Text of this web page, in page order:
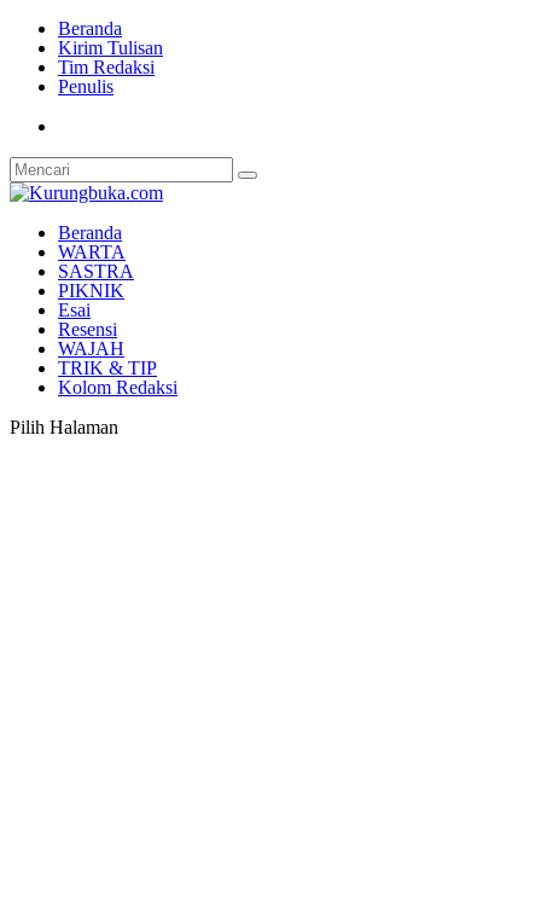
Beranda
Kirim Tulisan
Tim Redaksi
Penulis
Beranda
WARTA
SASTRA
PIKNIK
Esai
Resensi
WAJAH
TRIK & TIP
Kolom Redaksi
Pilih Halaman